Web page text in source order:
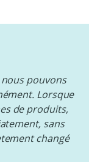
pouvons
Lorsque
de produits,
sans
changé